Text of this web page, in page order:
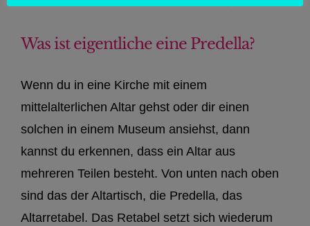
Was ist eigentliche eine Predella?
Wenn du in eine Kirche mit einem
mittelalterlichen Altar gehst oder dir einen
solchen in einem Museum ansiehst, dann
kannst du erkennen, dass ein Altar aus
mehreren Teilen besteht. Von unten nach oben
sind das der Altartisch, die Predella, das
Altarretabel. Das Retabel setzt sich wiederum